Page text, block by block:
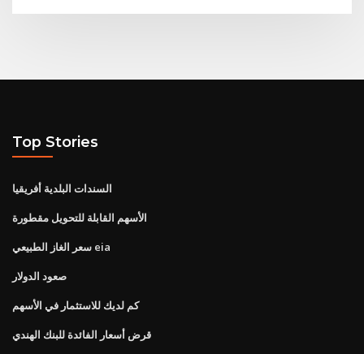
Top Stories
السندات البلدية أفريقيا
الأسهم القابلة للتحويل مقطورة
سعر الغاز الطبيعي eia
صعود الدولار
كم لديك للاستثمار في الأسهم
قرض أسعار الفائدة للبنك الهندي